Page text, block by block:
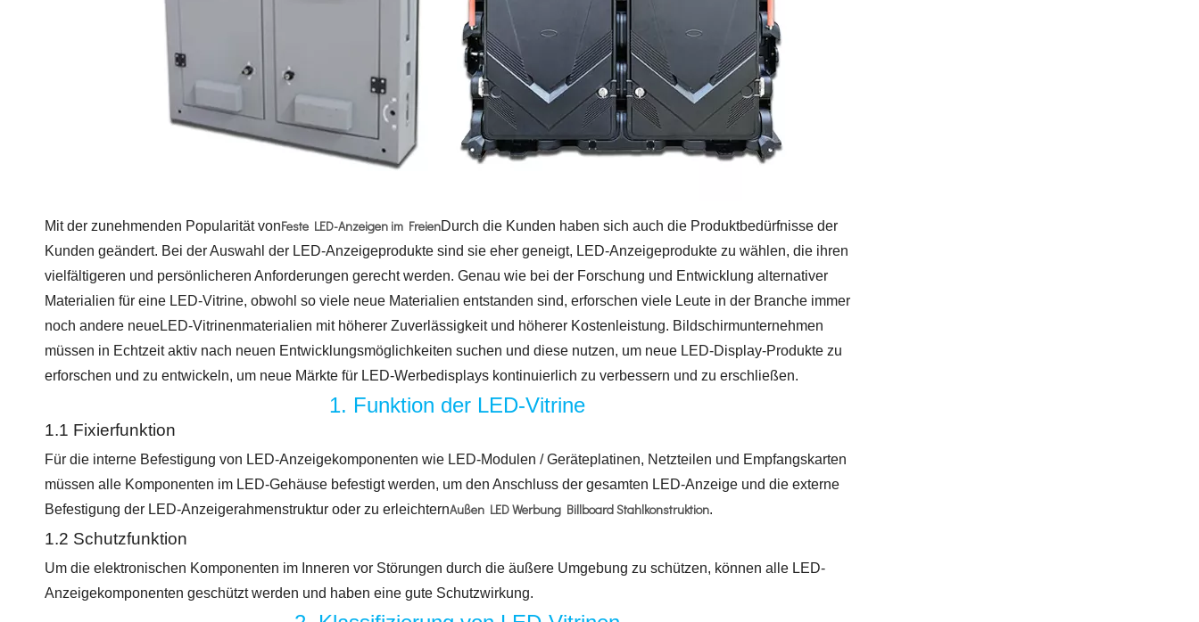
Mit der zunehmenden Popularität vonFeste LED-Anzeigen im FreienDurch die Kunden haben sich auch die Produktbedürfnisse der
Kunden geändert. Bei der Auswahl der LED-Anzeigeprodukte sind sie eher geneigt, LED-Anzeigeprodukte zu wählen, die ihren
vielfältigeren und persönlicheren Anforderungen gerecht werden. Genau wie bei der Forschung und Entwicklung alternativer
Materialien für eine LED-Vitrine, obwohl so viele neue Materialien entstanden sind, erforschen viele Leute in der Branche immer
noch andere neueLED-Vitrinenmaterialien mit höherer Zuverlässigkeit und höherer Kostenleistung. Bildschirmunternehmen
müssen in Echtzeit aktiv nach neuen Entwicklungsmöglichkeiten suchen und diese nutzen, um neue LED-Display-Produkte zu
erforschen und zu entwickeln, um neue Märkte für LED-Werbedisplays kontinuierlich zu verbessern und zu erschließen.
1. Funktion der LED-Vitrine
1.1 Fixierfunktion
Für die interne Befestigung von LED-Anzeigekomponenten wie LED-Modulen / Geräteplatinen, Netzteilen und Empfangskarten
müssen alle Komponenten im LED-Gehäuse befestigt werden, um den Anschluss der gesamten LED-Anzeige und die externe
Befestigung der LED-Anzeigerahmenstruktur oder zu erleichternAußen LED Werbung Billboard Stahlkonstruktion.
1.2 Schutzfunktion
Um die elektronischen Komponenten im Inneren vor Störungen durch die äußere Umgebung zu schützen, können alle LED-
Anzeigekomponenten geschützt werden und haben eine gute Schutzwirkung.